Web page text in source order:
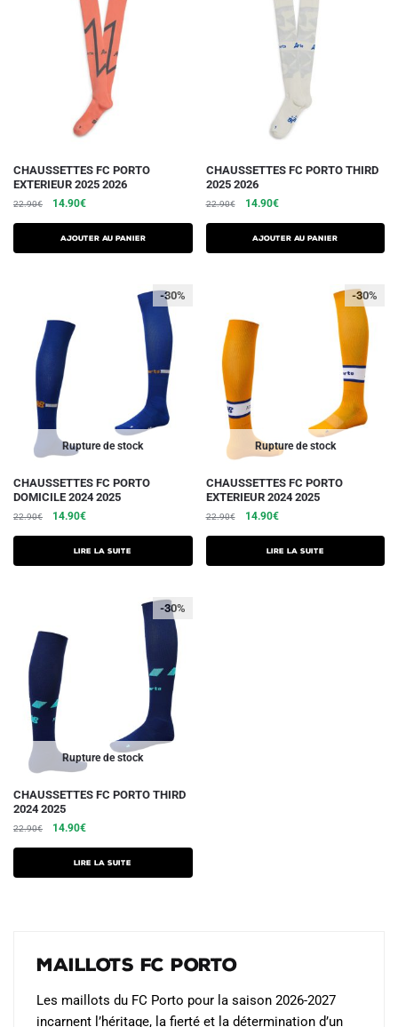
CHAUSSETTES FC PORTO
EXTERIEUR 2025 2026
22.90€
Le
initial
était :
14.90€Le
actuel
est :
Ajouter au panier
CHAUSSETTES FC PORTO THIRD
2025 2026
22.90€
Le
initial
était :
14.90€Le
actuel
est :
Ajouter au panier
Rupture de stock
-30%
CHAUSSETTES FC PORTO
DOMICILE 2024 2025
22.90€
Le
initial
était :
14.90€Le
actuel
est :
Lire la suite
Rupture de stock
-30%
CHAUSSETTES FC PORTO
EXTERIEUR 2024 2025
22.90€
Le
initial
était :
14.90€Le
actuel
est :
Lire la suite
Rupture de stock
-30%
CHAUSSETTES FC PORTO THIRD
2024 2025
22.90€
Le
initial
était :
14.90€Le
actuel
est :
Lire la suite
Maillots FC Porto
Les maillots du FC Porto pour la saison 2026-2027
incarnent l’héritage, la fierté et la détermination d’un